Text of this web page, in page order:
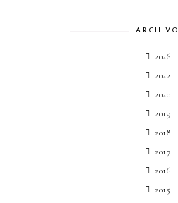
ARCHIVO
2026
2022
2020
2019
2018
2017
2016
2015